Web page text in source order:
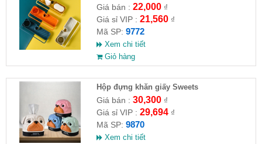
treo khăn 24.5x10.2cm
Giá bán : 22,000₫
Giá sỉ VIP : 21,560₫
Mã SP: 9772
Xem chi tiết
Giỏ hàng
Hộp đựng khăn giấy Sweets
Giá bán : 30,300₫
Giá sỉ VIP : 29,694₫
Mã SP: 9870
Xem chi tiết